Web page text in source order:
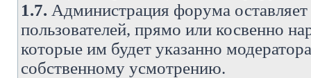
1.7. Администрация форума
пользователей, прямо или косвенно
которые им будет указанно
собственному усмотрению.